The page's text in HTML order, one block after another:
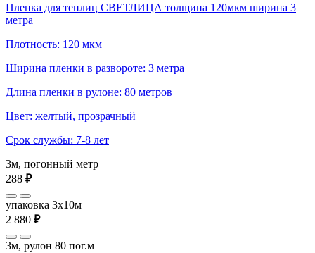
Пленка для теплиц СВЕТЛИЦА толщина 120мкм ширина 3
метра
Плотность: 120 мкм
Ширина пленки в развороте: 3 метра
Длина пленки в рулоне: 80 метров
Цвет: желтый, прозрачный
Срок службы: 7-8 лет
3м, погонный метр
288 ₽
упаковка 3x10м
2 880 ₽
3м, рулон 80 пог.м